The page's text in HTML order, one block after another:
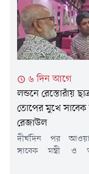
৬ দিন আগে
লন্ডনে রেস্তোরাঁয়
তোপের মুখে সাবেক
রেজাউল
দীর্ঘদিন পর
সাবেক মন্ত্রী ও